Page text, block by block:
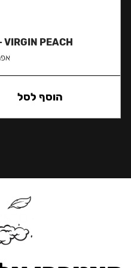
VIRGIN PEACH
הוסף לסל